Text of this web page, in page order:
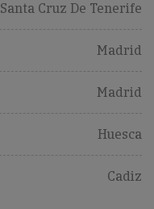
Santa Cruz De Tenerife
Madrid
Madrid
Huesca
Cadiz